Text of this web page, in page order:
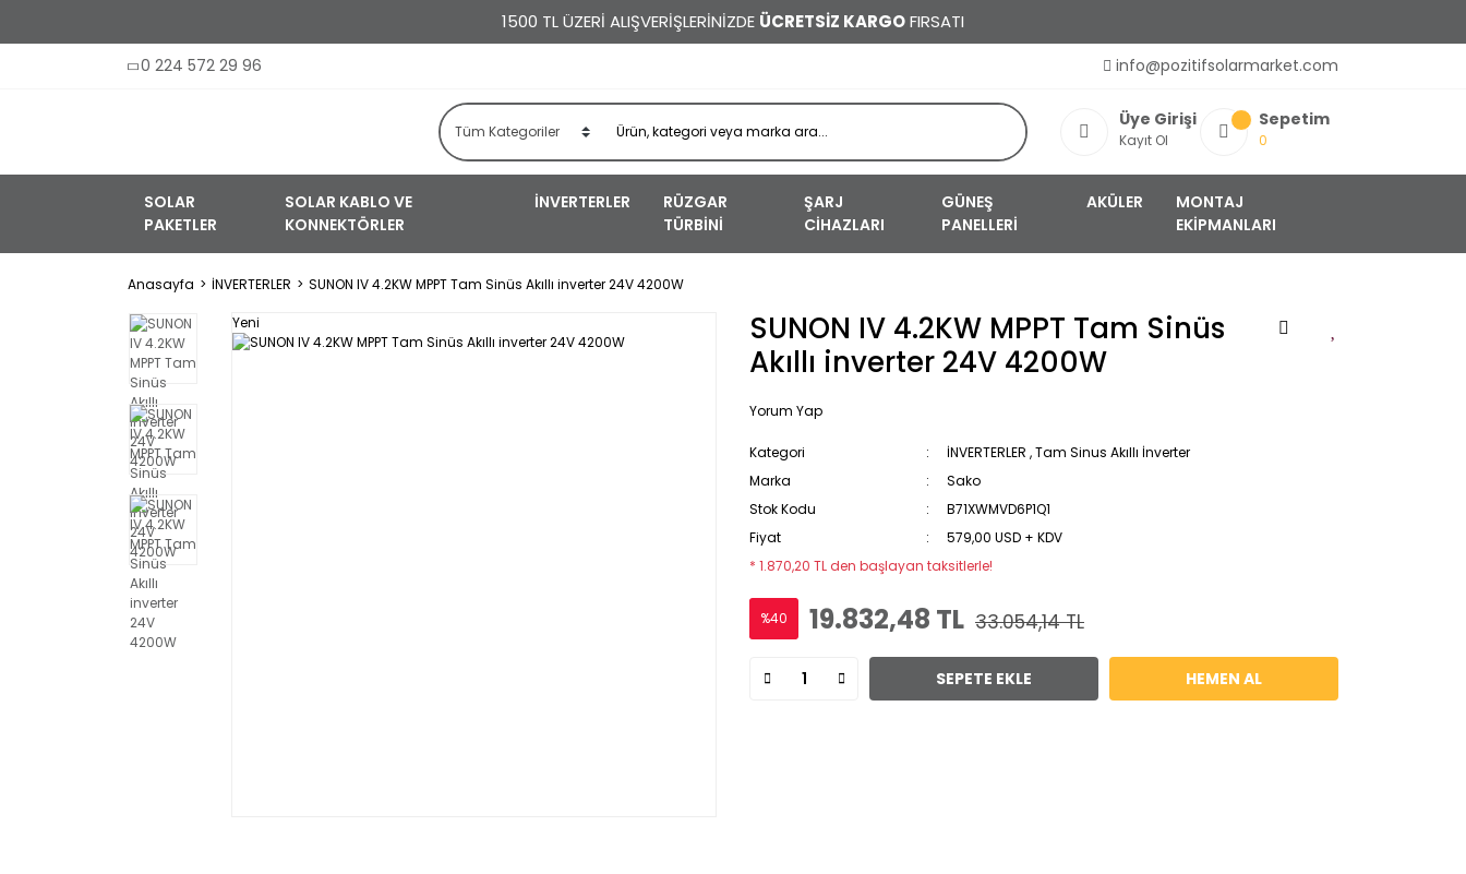
1500 TL ÜZERİ ALIŞVERİŞLERİNİZDE ÜCRETSİZ KARGOFIRSATI
0 224 572 29 96 info@pozitifsolarmarket.com
Üye Girişi
Kayıt Ol
Sepetim
0
SOLAR
PAKETLER
SOLAR KABLO VE
KONNEKTÖRLER
İNVERTERLER
RÜZGAR
TÜRBİNİ
ŞARJ
CİHAZLARI
GÜNEŞ
PANELLERİ
AKÜLER
MONTAJ
EKİPMANLARI
Anasayfa İNVERTERLER SUNON IV 4.2KW MPPT Tam Sinüs Akıllı inverter 24V 4200W
Yeni
SUNON IV 4.2KW MPPT Tam Sinüs
Akıllı inverter 24V 4200W
Yorum Yap
Kategori İNVERTERLER ,Tam Sinus Akıllı İnverter
Marka
Sako
Stok Kodu
B71XWMVD6P1Q1
Fiyat
579,00 USD + KDV
* 1.870,20 TL den başlayan taksitlerle!
%40 19.832,48 TL 33.054,14 TL
SEPETE EKLE HEMEN AL